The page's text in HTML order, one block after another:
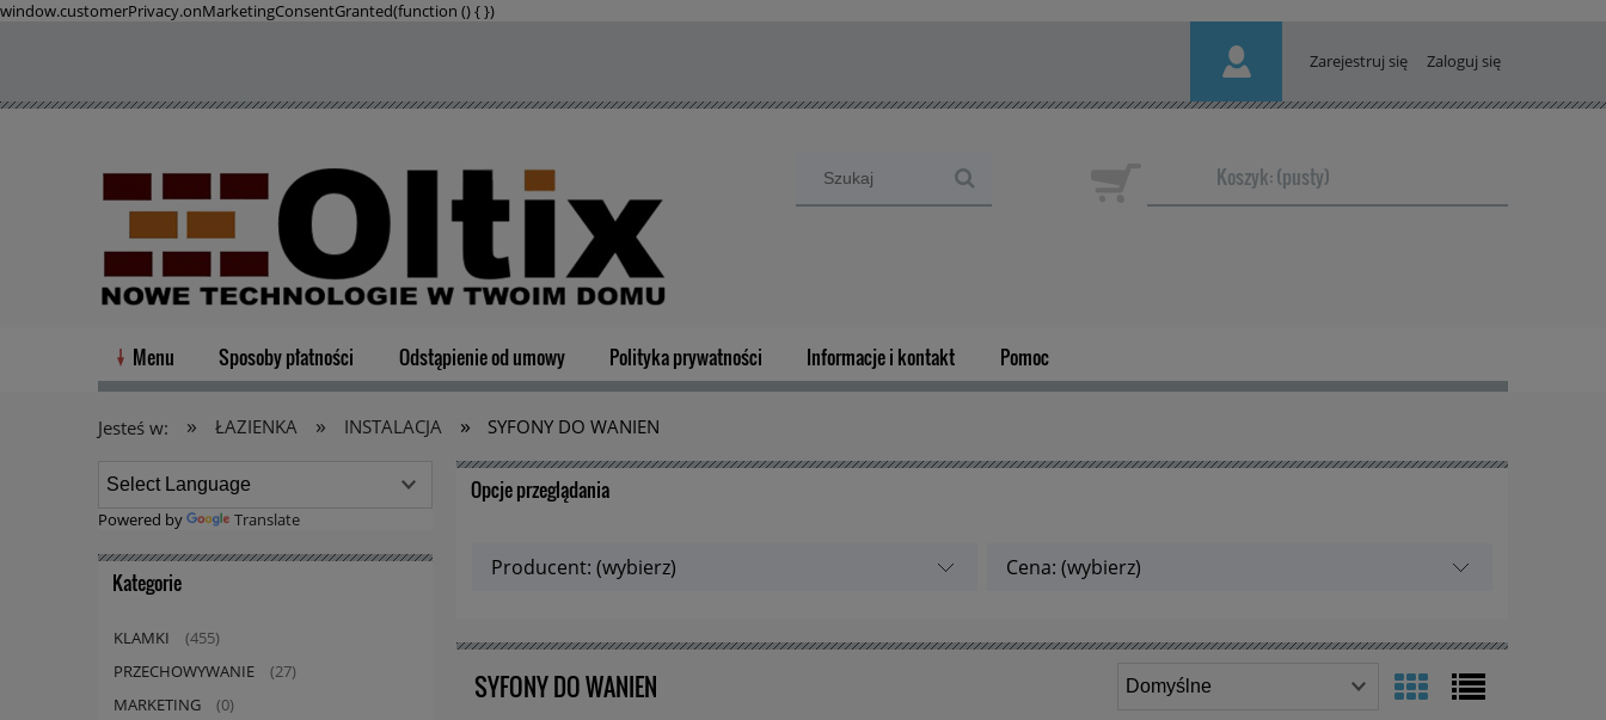
window.customerPrivacy.onMarketingConsentGranted(function () {})
Zarejestruj się Zaloguj się
Koszyk:(pusty)
Menu Sposoby płatności Odstąpienie od umowy Polityka prywatności Informacje i kontakt Pomoc
Jesteś w: » ŁAZIENKA » INSTALACJA » SYFONY DO WANIEN
Powered by Translate
Kategorie
KLAMKI (455)
PRZECHOWYWANIE (27)
MARKETING (0)
Opcje przeglądania
Producent: (wybierz) Cena: (wybierz)
SYFONY DO WANIEN